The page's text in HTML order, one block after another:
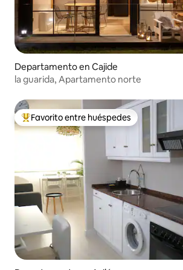
Departamento en Cajide
la guarida, Apartamento norte
De los mejores en Favorito entre
Favorito entre huéspedes